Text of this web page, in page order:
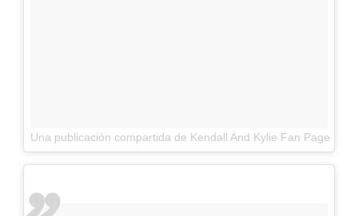
Una publicación compartida de Kendall And Kylie Fan Page